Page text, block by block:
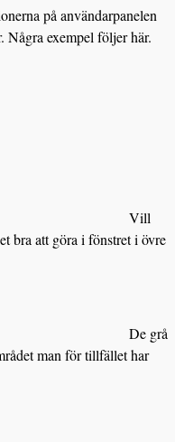
på användarpanelen
Några exempel följer här.
Vill
bra att göra i fönstret i övre
De grå
man för tillfället har